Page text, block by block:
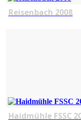
Reisenbach 2008
Haidmühle FSSC